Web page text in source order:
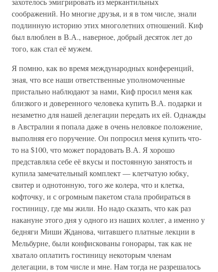
соображений. Но многие друзья, и я в том числе, знали
подлинную историю этих многолетних отношений. Киф
был влюблен в В.А., наверное, добрый десяток лет до
того, как стал её мужем.
Я помню, как во время международных конференций,
зная, что все наши ответственные уполномоченные
пристально наблюдают за нами, Киф просил меня как
близкого и доверенного человека купить В.А. подарки и
незаметно для нашей делегации передать их ей. Однажды
в Австралии я попала даже в очень неловкое положение,
выполняя его поручение. Он попросил меня купить что-
то на $100, что может порадовать В.А. Я хорошо
представляла себе её вкусы и постоянную занятость и
купила замечательный комплект — клетчатую юбку,
свитер и однотонную, того же колера, что и клетка,
кофточку, и с огромным пакетом стала пробираться в
гостиницу, где мы жили. Но надо сказать, что как раз
накануне этого дня у одного из наших коллег, а именно у
бедняги Миши Жданова, читавшего платные лекции в
Мельбурне, были конфискованы гонорары, так как не
хватало оплатить гостиницу некоторым членам
делегации, в том числе и мне. Нам тогда не разрешалось